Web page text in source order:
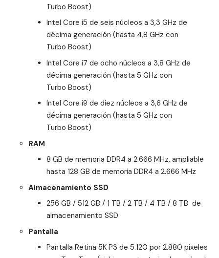
Turbo Boost)
Intel Core i5 de seis núcleos a 3,3 GHz de
décima generación (hasta 4,8 GHz con
Turbo Boost)
Intel Core i7 de ocho núcleos a 3,8 GHz de
décima generación (hasta 5 GHz con
Turbo Boost)
Intel Core i9 de diez núcleos a 3,6 GHz de
décima generación (hasta 5 GHz con
Turbo Boost)
RAM
8 GB de memoria DDR4 a 2.666 MHz, ampliable
hasta 128 GB de memoria DDR4 a 2.666 MHz
Almacenamiento SSD
256 GB / 512 GB / 1 TB / 2 TB / 4 TB / 8 TB de
almacenamiento SSD
Pantalla
Pantalla Retina 5K P3 de 5.120 por 2.880 píxeles